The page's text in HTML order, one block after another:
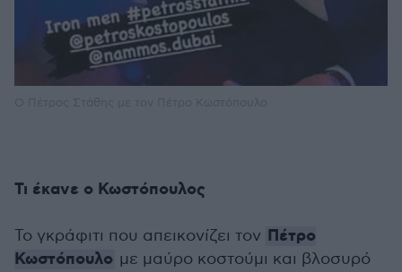
Τι έκανε ο Κωστόπουλος
Το γκράφιτι που απεικονίζει τον Πέτρο
Κωστόπουλο με μαύρο κοστούμι και βλοσυρό